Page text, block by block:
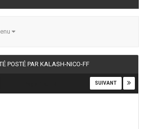
POSTÉ PAR KALASH-NICO-FF
SUIVANT